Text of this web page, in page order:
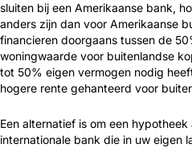
sluiten bij een Amerikaanse bank,
anders zijn dan voor Amerikaanse
financieren doorgaans tussen de
woningwaarde voor buitenlandse
tot 50% eigen vermogen nodig
hogere rente gehanteerd voor
Een alternatief is om een
internationale bank die in uw eigen